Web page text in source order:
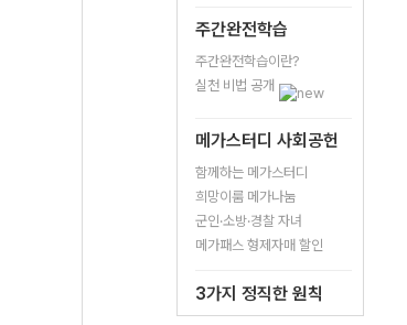
주간완전학습
주간완전학습이란?
실천 비법 공개
메가스터디 사회공헌
함께하는 메가스터디
희망이룸 메가나눔
군인·소방·경찰 자녀
메가패스 형제자매 할인
3가지 정직한 원칙